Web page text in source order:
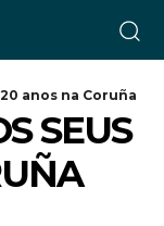
anos na Coruña
SEUS